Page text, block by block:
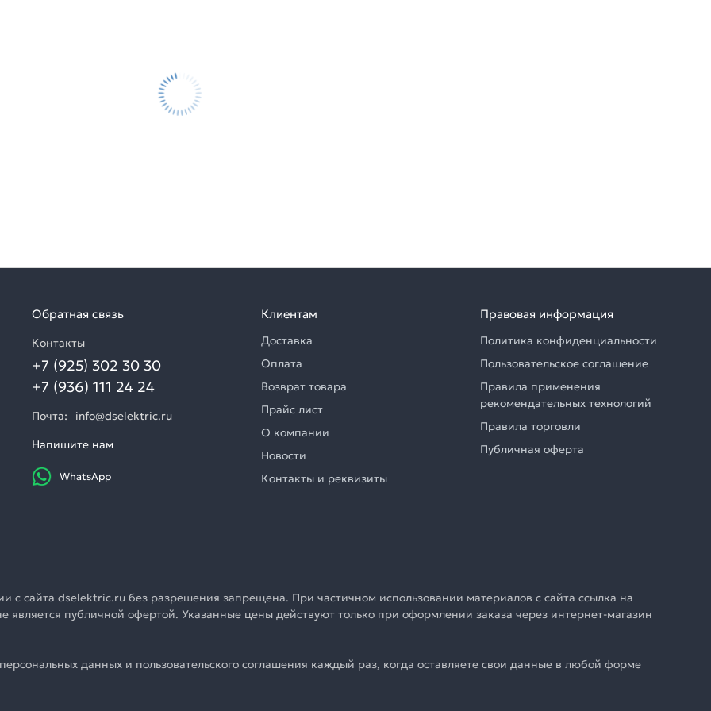
Обратная связь
Контакты
+7 (925) 302 30 30
+7 (936) 111 24 24
Почта:
info@dselektric.ru
Напишите нам
WhatsApp
Клиентам
Доставка
Оплата
Возврат товара
Прайс лист
О компании
Новости
Контакты и реквизиты
Правовая информация
Политика конфиденциальности
Пользовательское соглашение
Правила применения
рекомендательных технологий
Правила торговли
Публичная оферта
сайта dselektric.ru без разрешения запрещена. При частичном использовании материалов с сайта ссылка на
публичной офертой. Указанные цены действуют только при оформлении заказа через интернет-магазин
данных и пользовательского соглашения каждый раз, когда оставляете свои данные в любой форме